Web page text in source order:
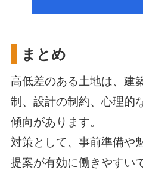
まとめ
高低差のある土地は、建
制、設計の制約、心理的
傾向があります。
対策として、事前準備や
提案が有効に働きやすい